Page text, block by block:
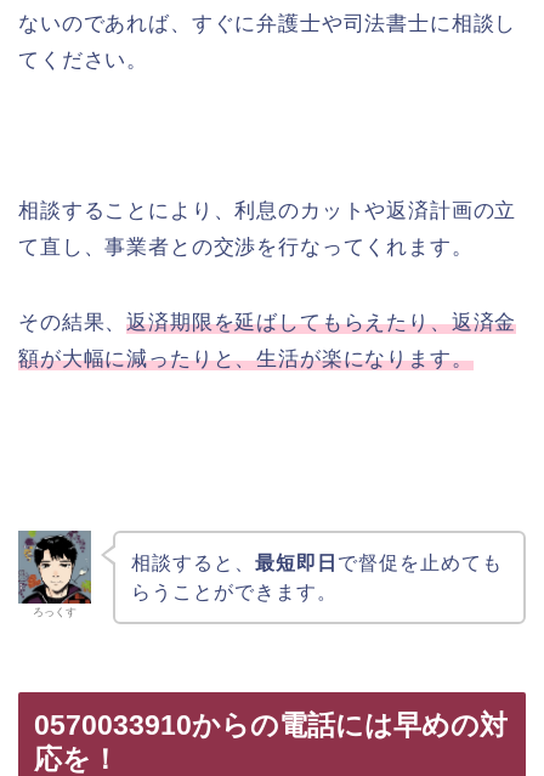
ないのであれば、すぐに弁護士や司法書士に相談し
てください。
相談することにより、利息のカットや返済計画の立
て直し、事業者との交渉を行なってくれます。
その結果、返済期限を延ばしてもらえたり、返済金
額が大幅に減ったりと、生活が楽になります。
ろっくす
相談すると、 最短即日 で督促を止めても
らうことができます。
0570033910からの電話には早めの対
応を！